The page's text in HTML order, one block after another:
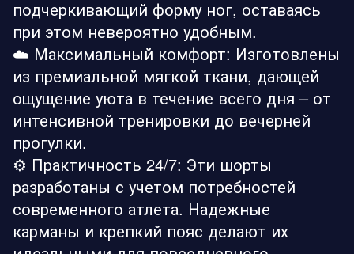
подчеркивающий форму ног, оставаясь
при этом невероятно удобным.
☁️ Максимальный комфорт: Изготовлены
из премиальной мягкой ткани, дающей
ощущение уюта в течение всего дня – от
интенсивной тренировки до вечерней
прогулки.
⚙️ Практичность 24/7: Эти шорты
разработаны с учетом потребностей
современного атлета. Надежные
карманы и крепкий пояс делают их